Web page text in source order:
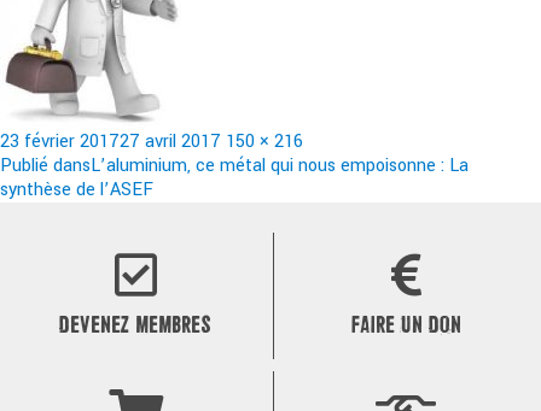
Publié
le
23 février 201727 avril 2017 Taille
réelle
150 × 216
Navigation
de
Publié dansL’aluminium, ce métal qui nous empoisonne : La
synthèse de l’ASEF
DEVENEZ MEMBRES FAIRE UN DON